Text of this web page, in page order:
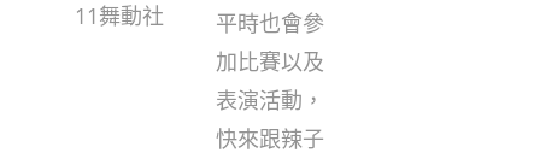
11舞動社
平時也會參
加比賽以及
表演活動，
快來跟辣子